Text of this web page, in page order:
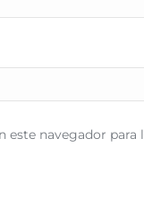
navegador para